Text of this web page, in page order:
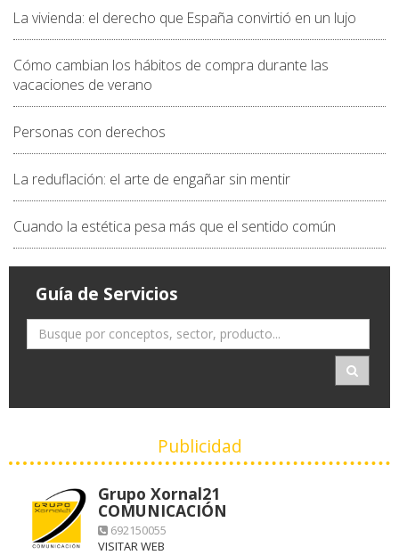
La vivienda: el derecho que España convirtió en un lujo
Cómo cambian los hábitos de compra durante las
vacaciones de verano
Personas con derechos
La reduflación: el arte de engañar sin mentir
Cuando la estética pesa más que el sentido común
Guía de Servicios
Publicidad
Grupo Xornal21
COMUNICACIÓN
692150055
VISITAR WEB